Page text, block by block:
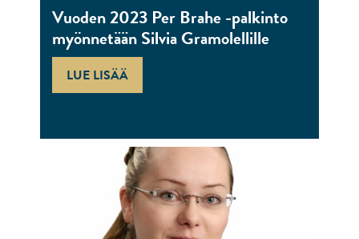
Vuoden 2023 Per Brahe -palkinto
myönnetään Silvia Gramolellille
LUE LISÄÄ